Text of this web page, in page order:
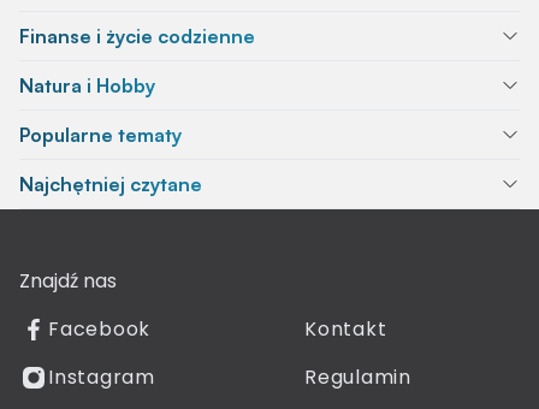
Finanse i życie codzienne
Natura i Hobby
Popularne tematy
Najchętniej czytane
Znajdź nas
Facebook
Instagram
Kontakt
Regulamin